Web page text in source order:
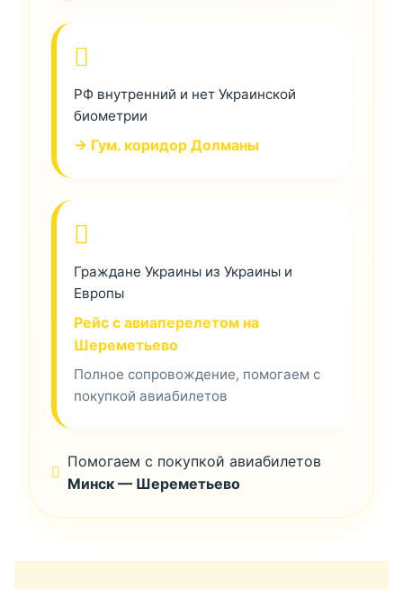
РФ внутренний и нет Украинской
биометрии
→ Гум. коридор Долманы
Граждане Украины из Украины и
Европы
Рейс с авиаперелетом на
Шереметьево
Полное сопровождение, помогаем с
покупкой авиабилетов
Помогаем с покупкой авиабилетов
Минск — Шереметьево